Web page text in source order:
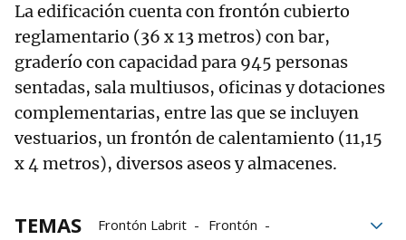
La edificación cuenta con frontón cubierto
reglamentario (36 x 13 metros) con bar,
graderío con capacidad para 945 personas
sentadas, sala multiusos, oficinas y dotaciones
complementarias, entre las que se incluyen
vestuarios, un frontón de calentamiento (11,15
x 4 metros), diversos aseos y almacenes.
TEMAS Frontón Labrit
Frontón